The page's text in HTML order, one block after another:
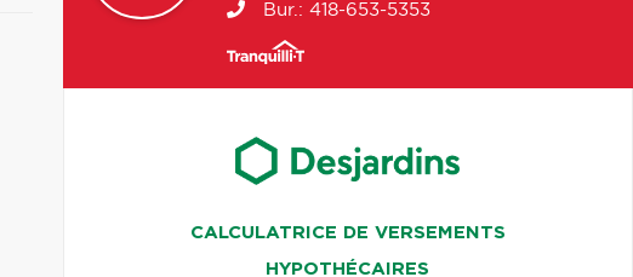
Bur.: 418-653-5353
CALCULATRICE DE VERSEMENTS
HYPOTHÉCAIRES